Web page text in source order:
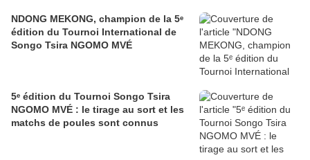
NDONG MEKONG, champion de la 5ᵉ
édition du Tournoi International de
Songo Tsira NGOMO MVÉ
5ᵉ édition du Tournoi Songo Tsira
NGOMO MVÉ : le tirage au sort et les
matchs de poules sont connus